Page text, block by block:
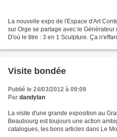
La nouvelle expo de l'Espace d'Art
sur Orge se partage avec le Générateur
D'où le titre : 3 en 1 Sculpture. Ça
Visite bondée
Publié le 24/03/2012 à 09:09
Par dandylan
La visite d'une grande exposition au
Beaubourg est toujours une action
catalogues, les bons articles dans Le